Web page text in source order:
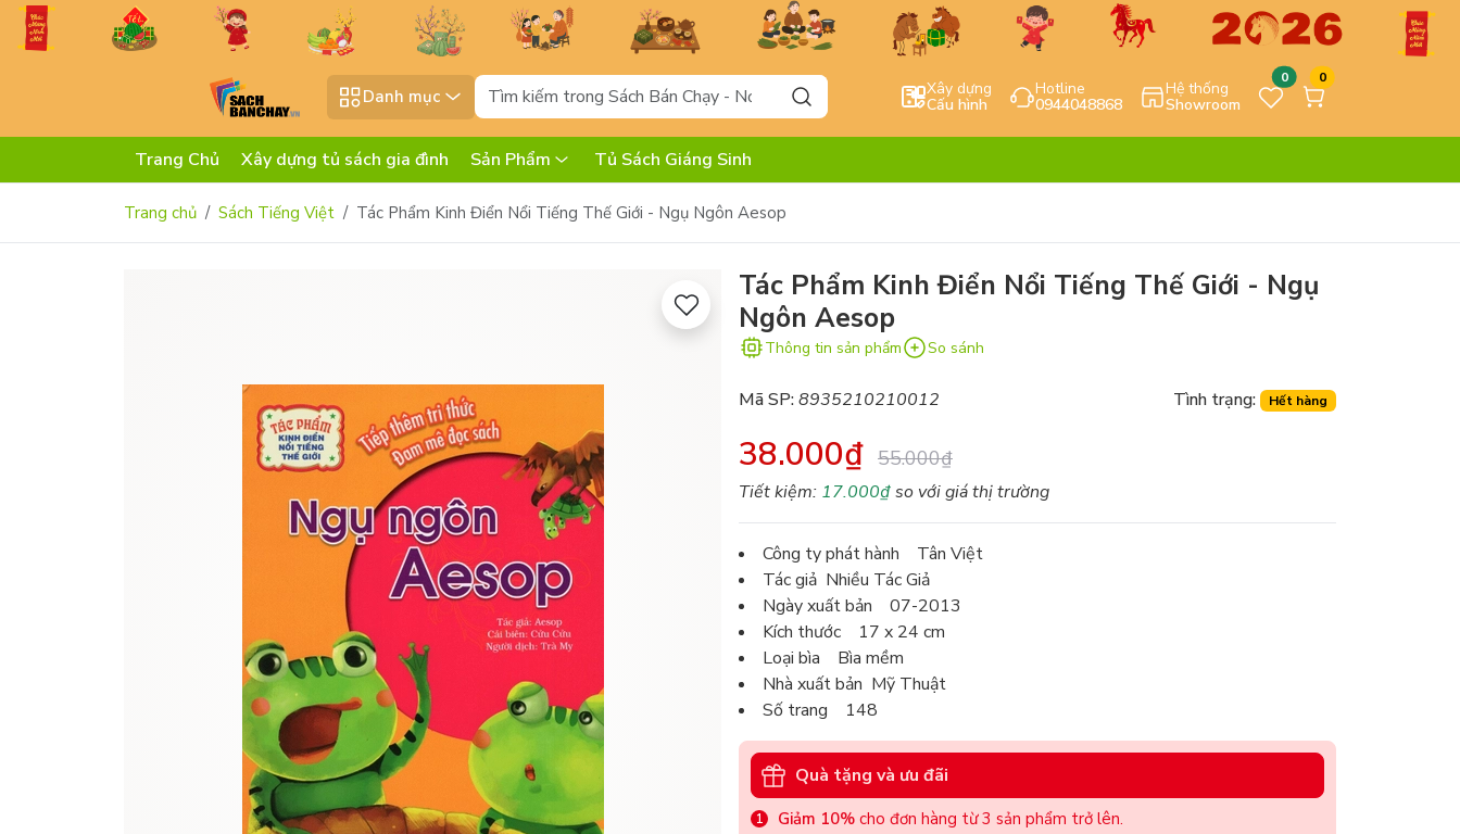
Danh mục Xây dựng
Cấu hình
Hotline
0944048868
Hệ thống
Showroom
0 0
Trang Chủ Xây dựng tủ sách gia đình Sản Phẩm Tủ Sách Giáng Sinh
Trang chủ Sách Tiếng Việt Tác Phẩm Kinh Điển Nổi Tiếng Thế Giới - Ngụ Ngôn Aesop
Tác Phẩm Kinh Điển Nổi Tiếng Thế Giới - Ngụ
Ngôn Aesop
Thông tin sản phẩm So sánh
Mã SP:8935210210012 Tình trạng: Hết hàng
38.000₫ 55.000₫
Tiết kiệm: 17.000₫so với giá thị trường
Công ty phát hành Tân Việt
Tác giả Nhiều Tác Giả
Ngày xuất bản 07-2013
Kích thước 17 x 24 cm
Loại bìa Bìa mềm
Nhà xuất bản Mỹ Thuật
Số trang 148
Quà tặng và ưu đãi
Giảm 10% cho đơn hàng từ 3 sản phẩm trở lên.